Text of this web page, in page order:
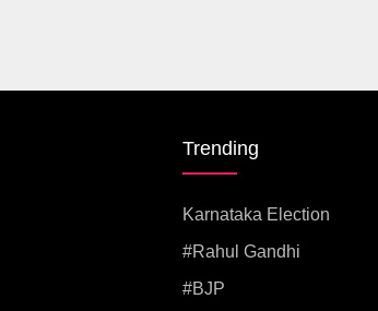
Trending
Karnataka Election
#rahul Gandhi
#BJP